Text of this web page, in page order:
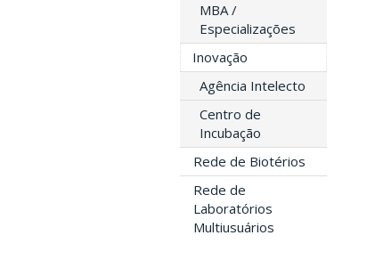
MBA /
Especializações
Inovação
Agência Intelecto
Centro de
Incubação
Rede de Biotérios
Rede de
Laboratórios
Multiusuários